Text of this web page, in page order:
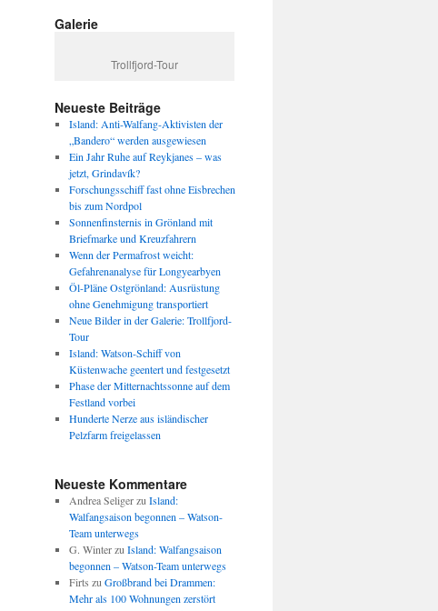
Galerie
Trollfjord-Tour
Neueste Beiträge
Island: Anti-Walfang-Aktivisten der
„Bandero“ werden ausgewiesen
Ein Jahr Ruhe auf Reykjanes – was
jetzt, Grindavík?
Forschungsschiff fast ohne Eisbrechen
bis zum Nordpol
Sonnenfinsternis in Grönland mit
Briefmarke und Kreuzfahrern
Wenn der Permafrost weicht:
Gefahrenanalyse für Longyearbyen
Öl-Pläne Ostgrönland: Ausrüstung
ohne Genehmigung transportiert
Neue Bilder in der Galerie: Trollfjord-
Tour
Island: Watson-Schiff von
Küstenwache geentert und festgesetzt
Phase der Mitternachtssonne auf dem
Festland vorbei
Hunderte Nerze aus isländischer
Pelzfarm freigelassen
Neueste Kommentare
Andrea Seligerzu Island:
Walfangsaison begonnen – Watson-
Team unterwegs
G. Winterzu Island: Walfangsaison
begonnen – Watson-Team unterwegs
Firts zu Großbrand bei Drammen:
Mehr als 100 Wohnungen zerstört